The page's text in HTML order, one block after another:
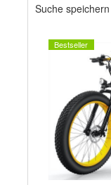
Suche speichern
Bestseller